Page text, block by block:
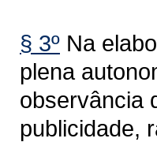
§ 3º Na
plena
observância
publicidade,